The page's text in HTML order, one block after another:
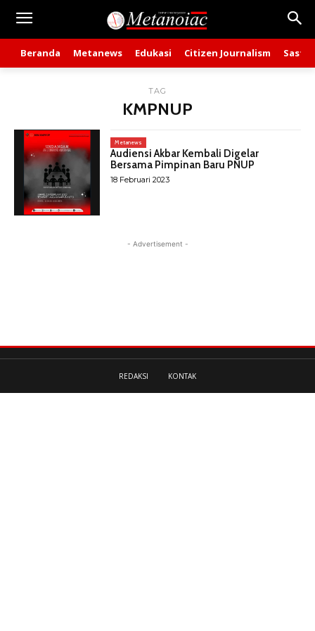
Beranda Metanews Edukasi Citizen Journalism Sastra
TAG
KMPNUP
Metanews
Audiensi Akbar Kembali Digelar
Bersama Pimpinan Baru PNUP
18 Februari 2023
- Advertisement -
REDAKSI KONTAK